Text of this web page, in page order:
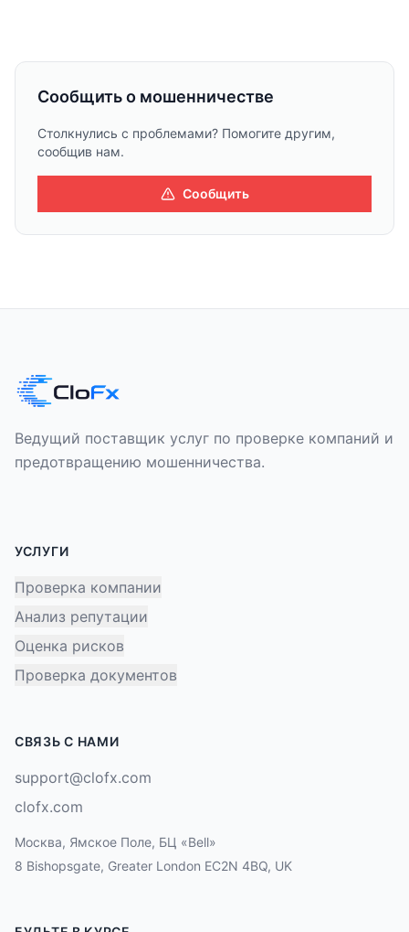
Сообщить о мошенничестве
Столкнулись с проблемами? Помогите другим,
сообщив нам.
Сообщить
Ведущий поставщик услуг по проверке компаний и
предотвращению мошенничества.
УСЛУГИ
Проверка компании
Анализ репутации
Оценка рисков
Проверка документов
СВЯЗЬ С НАМИ
support@clofx.com
clofx.com
Москва, Ямское Поле, БЦ «Bell»
8 Bishopsgate, Greater London EC2N 4BQ, UK